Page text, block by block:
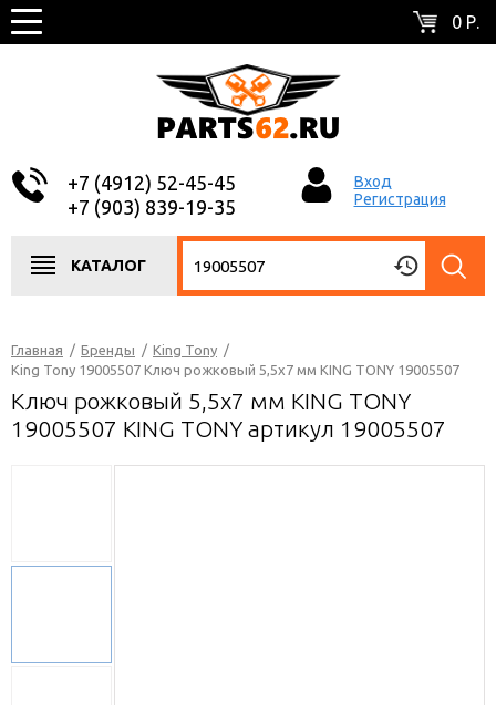
0 Р.
+7 (4912) 52-45-45
+7 (903) 839-19-35
Вход
Регистрация
КАТАЛОГ
Главная / Бренды / King Tony /
King Tony 19005507 Ключ рожковый 5,5x7 мм KING TONY 19005507
Ключ рожковый 5,5x7 мм KING TONY
19005507 KING TONY артикул 19005507